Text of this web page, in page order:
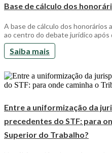
Base de cálculo dos
A base de cálculo dos
ao centro do debate jurídico
Saiba mais
Entre a uniformização da
precedentes do STF: para
Superior do Trabalho?